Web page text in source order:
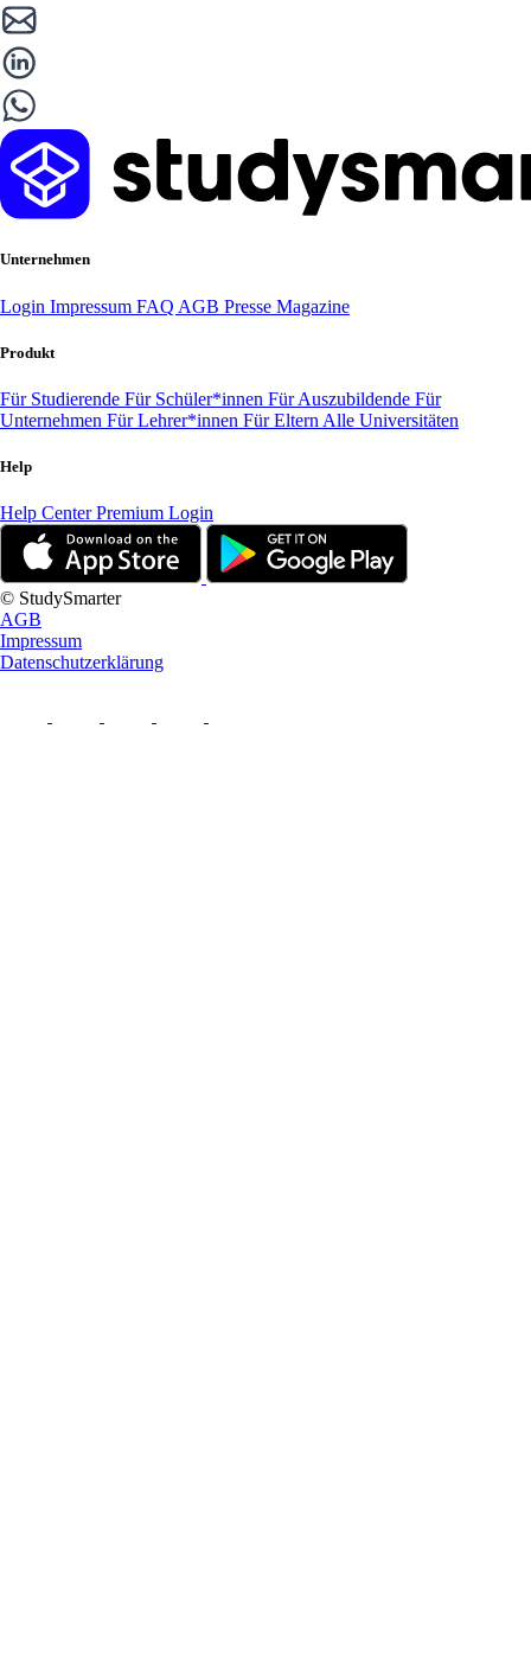
Unternehmen
Login Impressum FAQ AGB Presse Magazine
Produkt
Für Studierende Für Schüler*innen Für Auszubildende Für
Unternehmen Für Lehrer*innen Für Eltern Alle Universitäten
Help
Help CenterPremium Login
© StudySmarter
AGB
Impressum
Datenschutzerklärung